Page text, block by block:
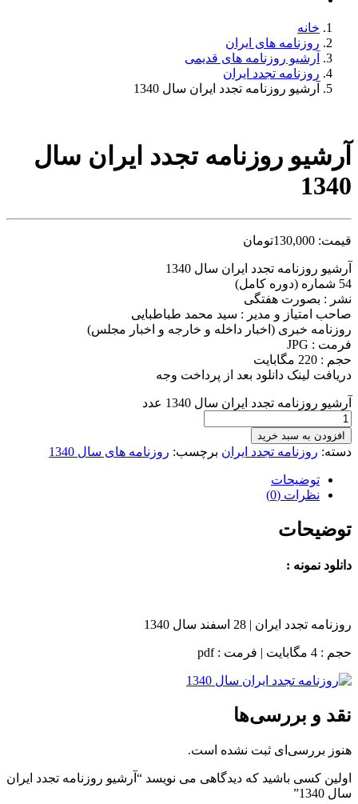
خانه
روزنامه های ایران
آرشیو روزنامه های قدیمی
روزنامه تجدد ایران
آرشیو روزنامه تجدد ایران سال 1340
آرشیو روزنامه تجدد ایران سال
1340
قیمت: 130,000تومان
آرشیو روزنامه تجدد ایران سال 1340
54 شماره (دوره کامل)
نشر : بصورت هفتگی
صاحب امتیاز و مدیر : سید محمد طباطبایی
روزنامه خبری (اخبار داخله و خارجه و اخبار مجلس)
فرمت : JPG
حجم : 220 مگابایت
دریافت لینک دانلود بعد از پرداخت وجه
آرشیو روزنامه تجدد ایران سال 1340 عدد
افزودن به سبد خرید
دسته: روزنامه تجدد ایران برچسب: روزنامه های سال 1340
توضیحات
نظرات (0)
توضیحات
دانلود نمونه :
روزنامه تجدد ایران | 28 اسفند سال 1340
حجم : 4 مگابایت | فرمت : pdf
نقد و بررسی‌ها
هنوز بررسی‌ای ثبت نشده است.
اولین کسی باشید که دیدگاهی می نویسد “آرشیو روزنامه تجدد ایران
سال 1340”